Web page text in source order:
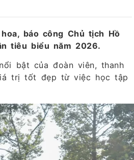
báo công Chủ tịch Hồ
tiêu biểu năm 2026.
bật của đoàn viên, thanh
trị tốt đẹp từ việc học tập